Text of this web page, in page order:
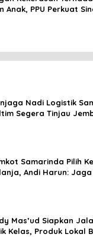
Anak, PPU Perkuat
Nadi Logistik
Segera Tinjau
Samarinda Pilih
Andi Harun: Jaga
Mas’ud Siapkan
Kelas, Produk Lokal